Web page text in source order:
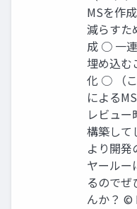
MSを作
減らすた
成 ○ 一
埋め込む
化 ○ （
による
レビュ
構築して
より開
ヤールー
るのでぜ
んか？ ©